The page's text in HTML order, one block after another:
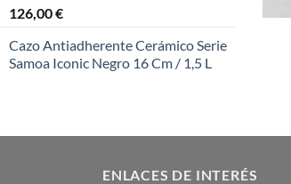
126,00€
Cazo Antiadherente Cerámico Serie
Samoa Iconic Negro 16 Cm / 1,5 L
ENLACES DE INTERÉS